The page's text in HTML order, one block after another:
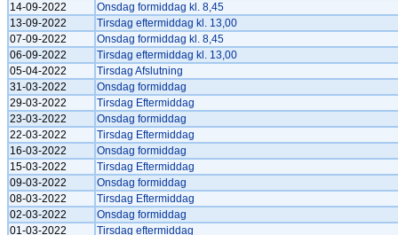
14-09-2022
Onsdag formiddag kl. 8,45
13-09-2022
Tirsdag eftermiddag kl. 13,00
07-09-2022
Onsdag formiddag kl. 8,45
06-09-2022
Tirsdag eftermiddag kl. 13,00
05-04-2022
Tirsdag Afslutning
31-03-2022
Onsdag formiddag
29-03-2022
Tirsdag Eftermiddag
23-03-2022
Onsdag formiddag
22-03-2022
Tirsdag Eftermiddag
16-03-2022
Onsdag formiddag
15-03-2022
Tirsdag Eftermiddag
09-03-2022
Onsdag formiddag
08-03-2022
Tirsdag Eftermiddag
02-03-2022
Onsdag formiddag
01-03-2022
Tirsdag eftermiddag